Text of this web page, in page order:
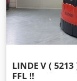
LINDE V (
FFL !!